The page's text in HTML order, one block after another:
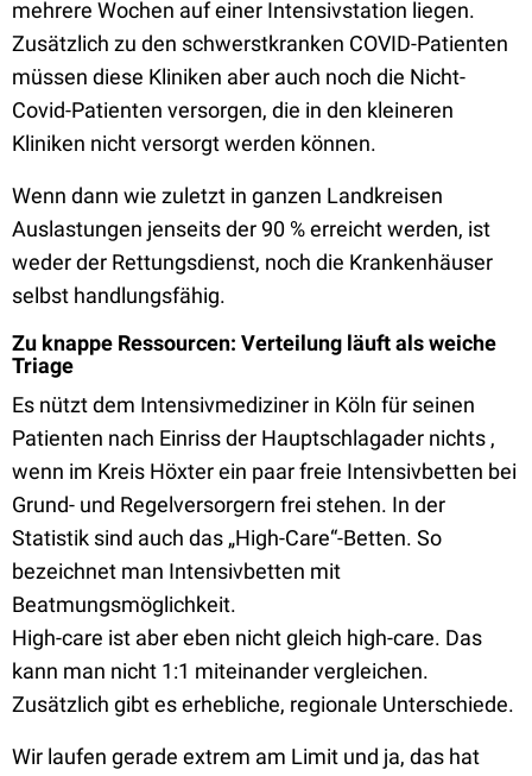
mehrere Wochen auf einer Intensivstation liegen.
Zusätzlich zu den schwerstkranken COVID-Patienten
müssen diese Kliniken aber auch noch die Nicht-
Covid-Patienten versorgen, die in den kleineren
Kliniken nicht versorgt werden können.
Wenn dann wie zuletzt in ganzen Landkreisen
Auslastungen jenseits der 90 % erreicht werden, ist
weder der Rettungsdienst, noch die Krankenhäuser
selbst handlungsfähig.
Zu knappe Ressourcen: Verteilung läuft als weiche
Triage
Es nützt dem Intensivmediziner in Köln für seinen
Patienten nach Einriss der Hauptschlagader nichts ,
wenn im Kreis Höxter ein paar freie Intensivbetten bei
Grund- und Regelversorgern frei stehen. In der
Statistik sind auch das „High-Care“-Betten. So
bezeichnet man Intensivbetten mit
Beatmungsmöglichkeit.
High-care ist aber eben nicht gleich high-care. Das
kann man nicht 1:1 miteinander vergleichen.
Zusätzlich gibt es erhebliche, regionale Unterschiede.
Wir laufen gerade extrem am Limit und ja, das hat